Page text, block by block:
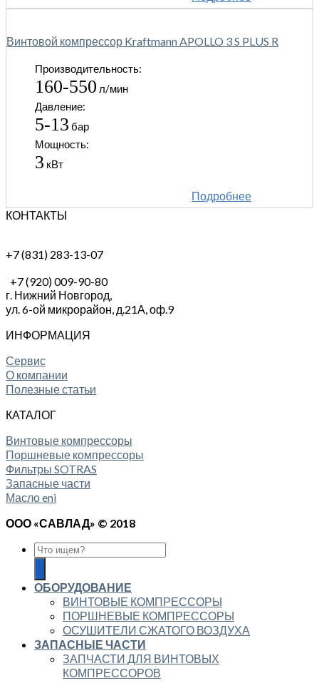
Винтовой компрессор Kraftmann APOLLO 3 S PLUS R
Производительность:
160-550 л/мин
Давление:
5-13 бар
Мощность:
3 кВт
Подробнее
КОНТАКТЫ
+7 (831) 283-13-07
+7 (920) 009-90-80
г. Нижний Новгород,
ул. 6-ой микрорайон, д.21А, оф.9
ИНФОРМАЦИЯ
Сервис
О компании
Полезные статьи
КАТАЛОГ
Винтовые компрессоры
Поршневые компрессоры
Фильтры SOTRAS
Запасные части
Масло eni
ООО «САВЛАД» © 2018
ОБОРУДОВАНИЕ
ВИНТОВЫЕ КОМПРЕССОРЫ
ПОРШНЕВЫЕ КОМПРЕССОРЫ
ОСУШИТЕЛИ СЖАТОГО ВОЗДУХА
ЗАПАСНЫЕ ЧАСТИ
ЗАПЧАСТИ ДЛЯ ВИНТОВЫХ
КОМПРЕССОРОВ